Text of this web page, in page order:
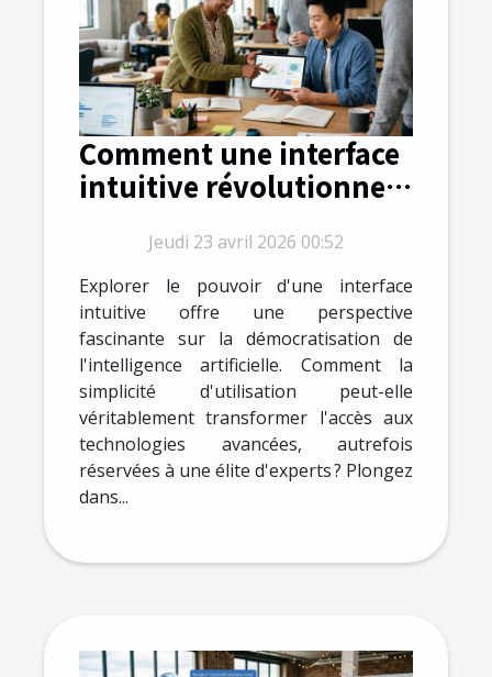
Comment une interface
intuitive révolutionne-
Jeudi 23 avril 2026 00:52
Explorer le pouvoir d'une interface
intuitive offre une perspective
fascinante sur la démocratisation de
l'intelligence artificielle. Comment la
simplicité d'utilisation peut-elle
véritablement transformer l'accès aux
technologies avancées, autrefois
réservées à une élite d'experts ? Plongez
dans...